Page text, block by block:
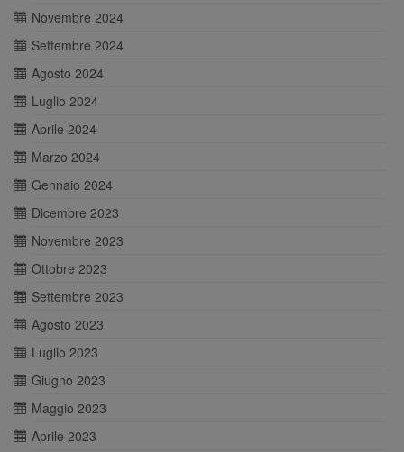
Novembre 2024
Settembre 2024
Agosto 2024
Luglio 2024
Aprile 2024
Marzo 2024
Gennaio 2024
Dicembre 2023
Novembre 2023
Ottobre 2023
Settembre 2023
Agosto 2023
Luglio 2023
Giugno 2023
Maggio 2023
Aprile 2023